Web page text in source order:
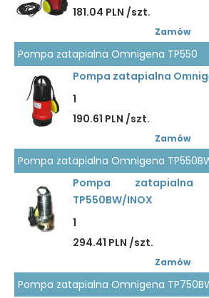
181.04 PLN /szt.
Zamów
Pompa zatapialna Omnigena TP550
Pompa zatapialna
1
190.61 PLN /szt.
Zamów
Pompa zatapialna Omnigena
Pompa zatapialna
TP550BW/INOX
1
294.41 PLN /szt.
Zamów
Pompa zatapialna Omnigena